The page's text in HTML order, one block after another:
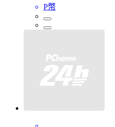
P幣